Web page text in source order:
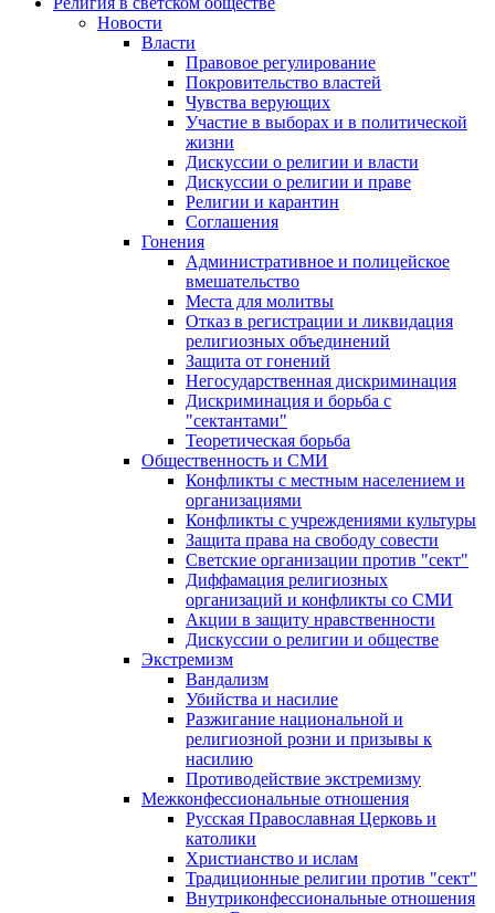
Новости
Власти
Правовое регулирование
Покровительство властей
Чувства верующих
Участие в выборах и в политической
жизни
Дискуссии о религии и власти
Дискуссии о религии и праве
Религии и карантин
Соглашения
Гонения
Административное и полицейское
вмешательство
Места для молитвы
Отказ в регистрации и ликвидация
религиозных объединений
Защита от гонений
Негосударственная дискриминация
Дискриминация и борьба с
"сектантами"
Теоретическая борьба
Общественность и СМИ
Конфликты с местным населением и
организациями
Конфликты с учреждениями культуры
Защита права на свободу совести
Светские организации против "сект"
Диффамация религиозных
организаций и конфликты со СМИ
Акции в защиту нравственности
Дискуссии о религии и обществе
Экстремизм
Вандализм
Убийства и насилие
Разжигание национальной и
религиозной розни и призывы к
насилию
Противодействие экстремизму
Межконфессиональные отношения
Русская Православная Церковь и
католики
Христианство и ислам
Традиционные религии против "сект"
Внутриконфессиональные отношения